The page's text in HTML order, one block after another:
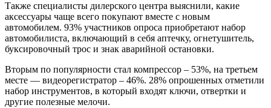
Также специалисты дилерского центра выяснили, какие
аксессуары чаще всего покупают вместе с новым
автомобилем. 93% участников опроса приобретают набор
автомобилиста, включающий в себя аптечку, огнетушитель,
буксировочный трос и знак аварийной остановки.
Вторым по популярности стал компрессор – 53%, на третьем
месте — видеорегистратор – 46%. 28% опрошенных отметили
набор инструментов, в который входят ключи, отвертки и
другие полезные мелочи.